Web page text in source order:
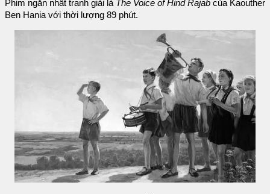
Phim ngắn nhất tranh giải là The Voice of Hind Rajab của Kaouther
Ben Hania với thời lượng 89 phút.